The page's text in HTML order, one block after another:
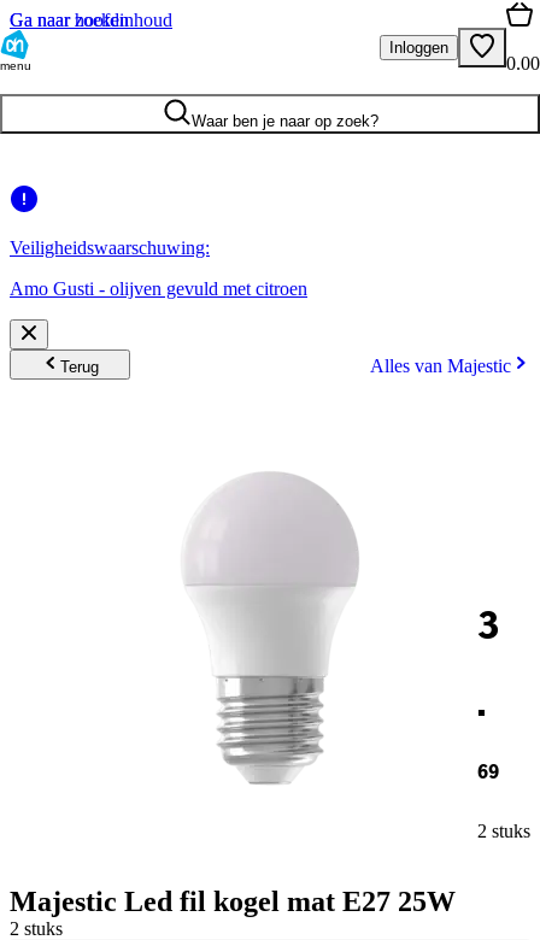
Ga naar hoofdinhoud
Ga naar zoeken
menu
Inloggen
0.00
Waar ben je naar op zoek?
Veiligheidswaarschuwing:
Amo Gusti - olijven gevuld met citroen
Terug Alles van Majestic
3
.
69
2 stuks
Majestic Led fil kogel mat E27 25W
2 stuks